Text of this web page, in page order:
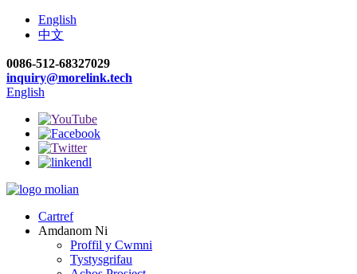
English
中文
0086-512-68327029
inquiry@morelink.tech
English
Cartref
Amdanom Ni
Proffil y Cwmni
Tystysgrifau